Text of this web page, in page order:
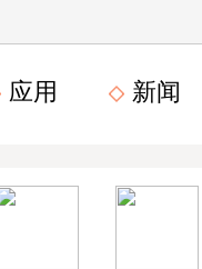
应用 新闻